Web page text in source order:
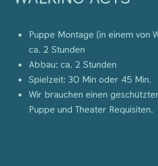
Puppe Montage (in einem von
ca. 2 Stunden
Abbau: ca. 2 Stunden
Spielzeit: 30 Min oder 45 Min.
Wir brauchen einen
Puppe und Theater Requisiten.